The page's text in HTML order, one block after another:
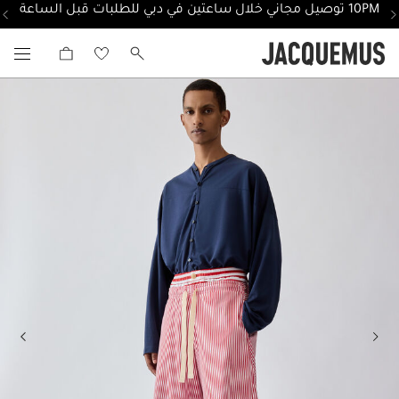
10PM توصيل مجاني خلال ساعتين في دبي للطلبات قبل الساعة